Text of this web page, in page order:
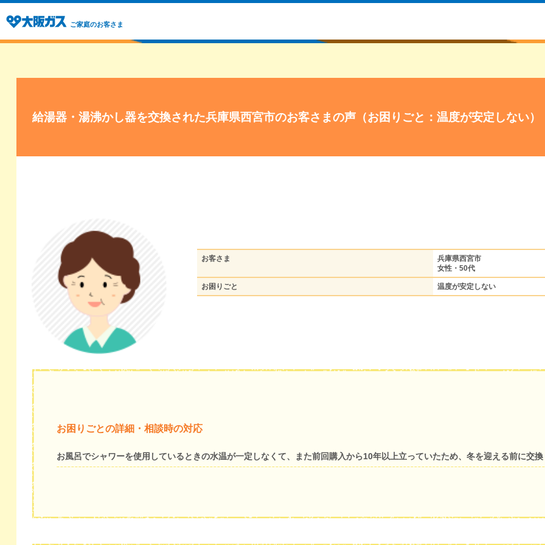
ご家庭のお客さま
給湯器・湯沸かし器を交換された兵庫県西宮市のお客さまの声（お困りごと：温度が安定しない）
お客さま
兵庫県西宮市
女性・50代
お困りごと 温度が安定しない
お困りごとの詳細・相談時の対応
お風呂でシャワーを使用しているときの水温が一定しなくて、また前回購入から10年以上立っていたため、冬を迎える前に交換